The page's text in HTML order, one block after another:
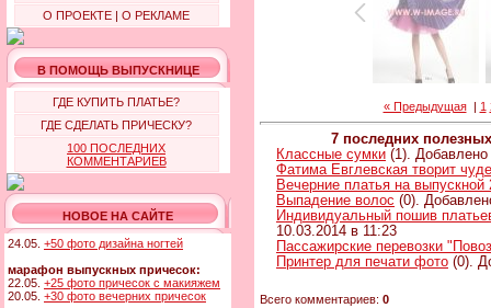
О ПРОЕКТЕ | О РЕКЛАМЕ
В ПОМОЩЬ ВЫПУСКНИЦЕ
ГДЕ КУПИТЬ ПЛАТЬЕ?
ГДЕ СДЕЛАТЬ ПРИЧЕСКУ?
100 ПОСЛЕДНИХ
КОММЕНТАРИЕВ
НОВОЕ НА САЙТЕ
24.05. +50 фото дизайна ногтей
марафон выпускных причесок:
22.05. +25 фото причесок с макияжем
20.05. +30 фото вечерних причесок
« Предыдущая| 1
7 последних
Классные сумки (1).
Фатима Евглевская творит
Вечерние платья на выпускной
Выпадение волос (0).
Индивидуальный пошив
10.03.2014 в 11:23
Пассажирские перевозки
Принтер для печати фото (0).
Всего комментариев: 0